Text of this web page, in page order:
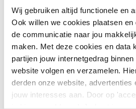
Wij gebruiken altijd functionele en
Ook willen we cookies plaatsen en
de communicatie naar jou
maken. Met deze cookies en data
partijen jouw internetgedrag
website volgen en verzamelen.
derden onze website, advertenties
jouw interesses aan. Door op
kleurenwaaier, verkrijgbaar bij
het uitgebreide kleurenpalet en ontdek
mogelijkheden. Blader door de
mix en match en laat je creativiteit de
Bestel jouw Little Greene waaier
droomkleur. Transformeer elke ruimte
de perfecte kleurencombinaties.
Greene kleurenkaart? Hebben wij ook